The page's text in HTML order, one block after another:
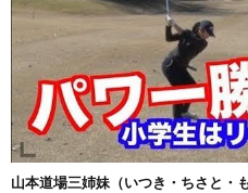
山本道場三姉妹（いつき・ちさと・